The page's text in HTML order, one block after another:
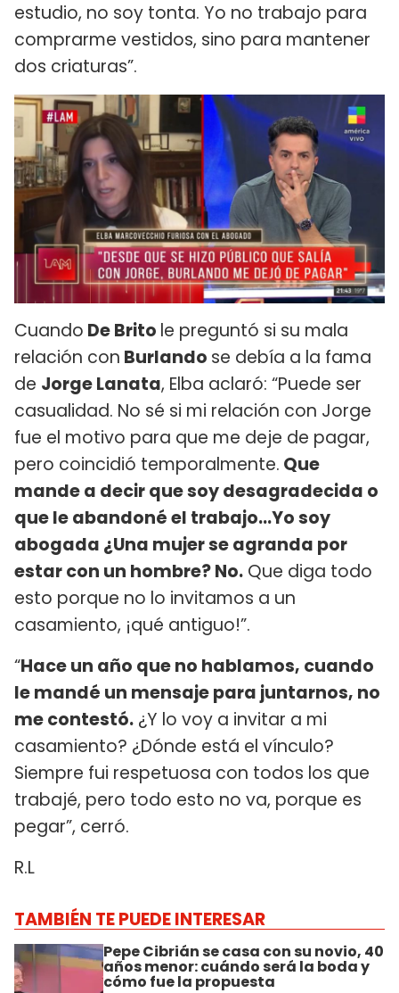
estudio, no soy tonta. Yo no trabajo para
comprarme vestidos, sino para mantener
dos criaturas”.
Cuando De Brito le preguntó si su mala
relación con Burlando se debía a la fama
de Jorge Lanata, Elba aclaró: “Puede ser
casualidad. No sé si mi relación con Jorge
fue el motivo para que me deje de pagar,
pero coincidió temporalmente. Que
mande a decir que soy desagradecida o
que le abandoné el trabajo...Yo soy
abogada ¿Una mujer se agranda por
estar con un hombre? No. Que diga todo
esto porque no lo invitamos a un
casamiento, ¡qué antiguo!”.
“Hace un año que no hablamos, cuando
le mandé un mensaje para juntarnos, no
me contestó. ¿Y lo voy a invitar a mi
casamiento? ¿Dónde está el vínculo?
Siempre fui respetuosa con todos los que
trabajé, pero todo esto no va, porque es
pegar”, cerró.
R.L
TAMBIÉN TE PUEDE INTERESAR
Pepe Cibrián se casa con su novio, 40
años menor: cuándo será la boda y
cómo fue la propuesta